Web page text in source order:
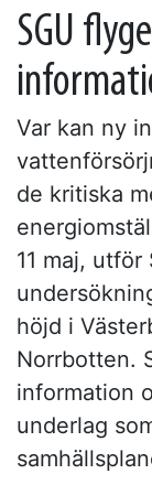
SGU
Var kan ny
de kritiska
11 maj,
höjd i
Norrbotten.
information
underlag